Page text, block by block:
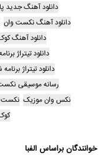
دانلود آهنگ جدید
دانلود آهنگ نکست وان
دانلود آهنگ
دانلود تیتراژ
دانلود تیتراژ
رسانه موسیقی
نکس وان موزیک نکست
خوانندگان براساس الفبا